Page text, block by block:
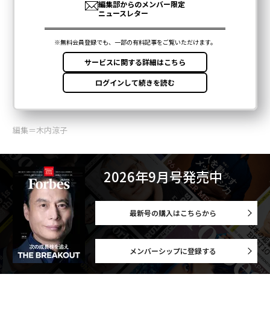
編集＝木内涼子
2026年9月号発売中
最新号の購入はこちらから
メンバーシップに登録する